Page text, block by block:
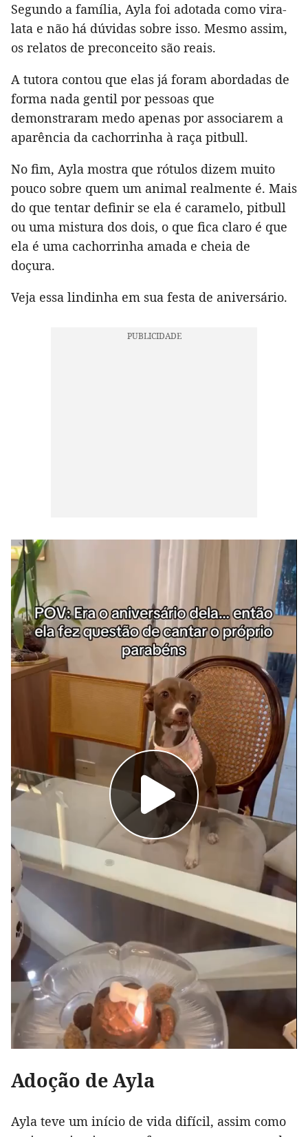
Segundo a família, Ayla foi adotada como vira-
lata e não há dúvidas sobre isso. Mesmo assim,
os relatos de preconceito são reais.
A tutora contou que elas já foram abordadas de
forma nada gentil por pessoas que
demonstraram medo apenas por associarem a
aparência da cachorrinha à raça pitbull.
No fim, Ayla mostra que rótulos dizem muito
pouco sobre quem um animal realmente é. Mais
do que tentar definir se ela é caramelo, pitbull
ou uma mistura dos dois, o que fica claro é que
ela é uma cachorrinha amada e cheia de
doçura.
Veja essa lindinha em sua festa de aniversário.
Adoção de Ayla
Ayla teve um início de vida difícil, assim como